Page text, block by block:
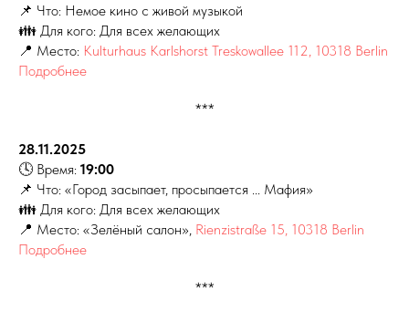
📌 Что: Немое кино с живой музыкой
👪 Для кого: Для всех желающих
📍 Место: Kulturhaus Karlshorst Treskowallee 112, 10318 Berlin
Подробнее
***
28.11.2025
🕓 Время: 19:00
📌 Что: «Город засыпает, просыпается ... Мафия»
👪 Для кого: Для всех желающих
📍 Место: «Зелёный салон», Rienzistraße 15, 10318 Berlin
Подробнее
***